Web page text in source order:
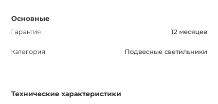
элегантным освещением в вашем доме или офисе.
Основные
Гарантия 12 месяцев
Категория Подвесные светильники
Технические характеристики